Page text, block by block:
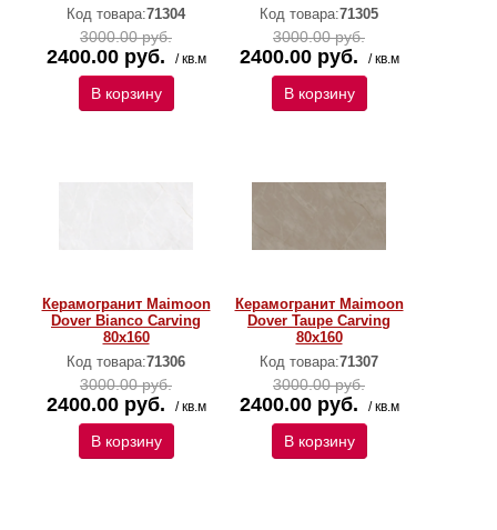
Код товара:71304
3000.00 руб.
2400.00 руб. / кв.м
В корзину
Код товара:71305
3000.00 руб.
2400.00 руб. / кв.м
В корзину
Керамогранит Maimoon
Dover Bianco Carving
80x160
Код товара:71306
3000.00 руб.
2400.00 руб. / кв.м
В корзину
Керамогранит Maimoon
Dover Taupe Carving
80x160
Код товара:71307
3000.00 руб.
2400.00 руб. / кв.м
В корзину